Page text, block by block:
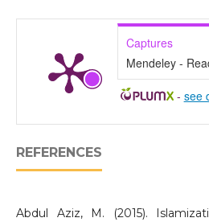
Captures
Mendeley -
- see
REFERENCES
Abdul Aziz, M. (2015).